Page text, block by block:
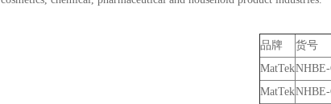
品牌 货号
MatTek
MatTekNHBE-